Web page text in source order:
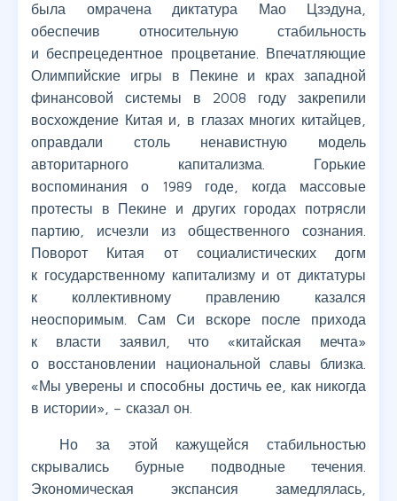
была омрачена диктатура Мао Цзэдуна,
обеспечив относительную стабильность
и беспрецедентное процветание. Впечатляющие
Олимпийские игры в Пекине и крах западной
финансовой системы в 2008 году закрепили
восхождение Китая и, в глазах многих китайцев,
оправдали столь ненавистную модель
авторитарного капитализма. Горькие
воспоминания о 1989 годе, когда массовые
протесты в Пекине и других городах потрясли
партию, исчезли из общественного сознания.
Поворот Китая от социалистических догм
к государственному капитализму и от диктатуры
к коллективному правлению казался
неоспоримым. Сам Си вскоре после прихода
к власти заявил, что «китайская мечта»
о восстановлении национальной славы близка.
«Мы уверены и способны достичь ее, как никогда
в истории», – сказал он.
Но за этой кажущейся стабильностью
скрывались бурные подводные течения.
Экономическая экспансия замедлялась,